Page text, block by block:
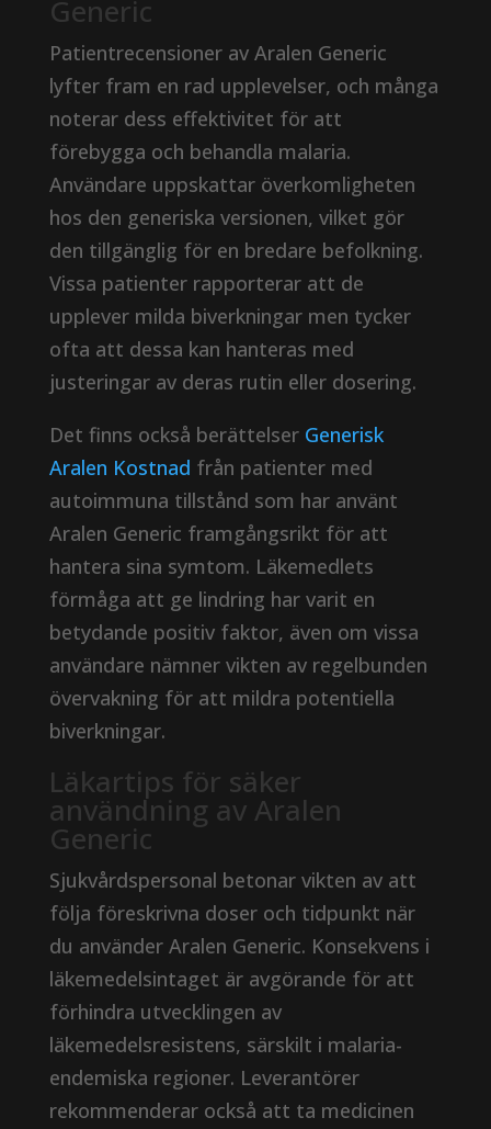
Generic
Patientrecensioner av Aralen Generic
lyfter fram en rad upplevelser, och många
noterar dess effektivitet för att
förebygga och behandla malaria.
Användare uppskattar överkomligheten
hos den generiska versionen, vilket gör
den tillgänglig för en bredare befolkning.
Vissa patienter rapporterar att de
upplever milda biverkningar men tycker
ofta att dessa kan hanteras med
justeringar av deras rutin eller dosering.
Det finns också berättelser Generisk
Aralen Kostnad från patienter med
autoimmuna tillstånd som har använt
Aralen Generic framgångsrikt för att
hantera sina symtom. Läkemedlets
förmåga att ge lindring har varit en
betydande positiv faktor, även om vissa
användare nämner vikten av regelbunden
övervakning för att mildra potentiella
biverkningar.
Läkartips för säker
användning av Aralen
Generic
Sjukvårdspersonal betonar vikten av att
följa föreskrivna doser och tidpunkt när
du använder Aralen Generic. Konsekvens i
läkemedelsintaget är avgörande för att
förhindra utvecklingen av
läkemedelsresistens, särskilt i malaria-
endemiska regioner. Leverantörer
rekommenderar också att ta medicinen